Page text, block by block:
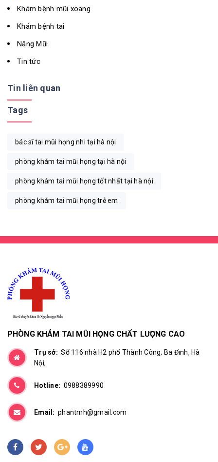
Khám bệnh mũi xoang
Khám bệnh tai
Nâng Mũi
Tin tức
Tin liên quan
Tags
bác sĩ tai mũi họng nhi tại hà nội
phòng khám tai mũi họng tại hà nội
phòng khám tai mũi họng tốt nhất tại hà nội
phòng khám tai mũi họng trẻ em
PHÒNG KHÁM TAI MŨI HỌNG CHẤT LƯỢNG CAO
Trụ sở:Số 116 nhà H2 phố Thành Công, Ba Đình, Hà
Nội,
Hotline: 0988389990
Email: phantmh@gmail.com